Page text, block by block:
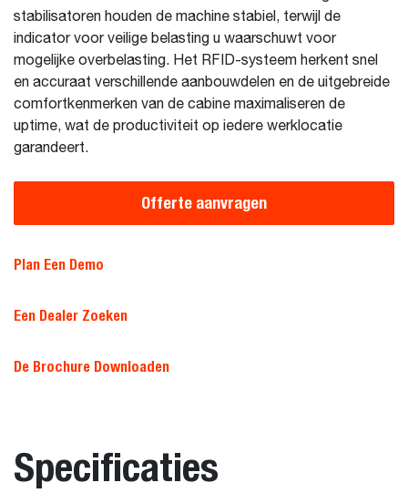
stabilisatoren houden de machine stabiel, terwijl de
indicator voor veilige belasting u waarschuwt voor
mogelijke overbelasting. Het RFID-systeem herkent snel
en accuraat verschillende aanbouwdelen en de uitgebreide
comfortkenmerken van de cabine maximaliseren de
uptime, wat de productiviteit op iedere werklocatie
garandeert.
Offerte aanvragen
Plan Een Demo
Een Dealer Zoeken
De Brochure Downloaden
Specificaties